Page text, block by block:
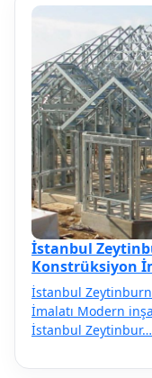
İstanbul
Konstrüksiyon
İstanbul
İmalatı Modern
İstanbul Zeytinbur…